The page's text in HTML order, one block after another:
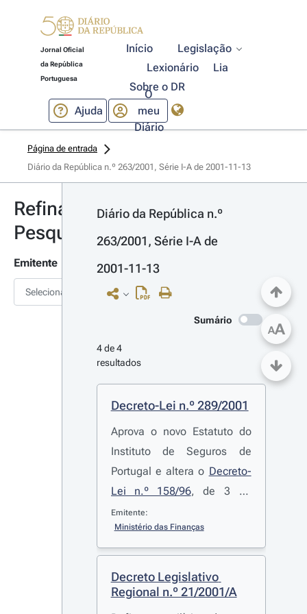
Jornal Oficial
da República
Portuguesa
Início
Legislação
Lexionário
Lia
Sobre o DR
Ajuda
O
meu
Diário
Página de entrada
Diário da República n.º 263/2001, Série I-A de 2001-11-13
Refinar
Pesquisa
Emitente
Selecionar
Diário da República n.º
263/2001, Série I-A de
2001-11-13
Sumário
4 de 4
resultados
Decreto-Lei n.º 289/2001
Aprova o novo Estatuto do
Instituto de Seguros de
Portugal e altera o Decreto-
Lei n.º 158/96, de 3 de
Setembro, que aprova a Lei
Orgânica do Ministério das
Finanças
Emitente:
Ministério das Finanças
Decreto Legislativo
Regional n.º 21/2001/A
AA